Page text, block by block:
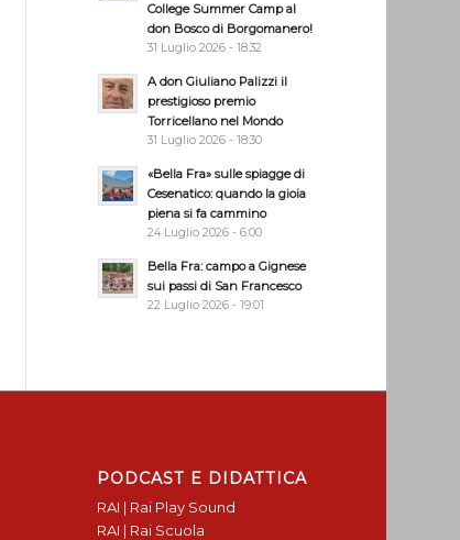
College Summer Camp al
don Bosco di Borgomanero!
31 Luglio 2026 - 18:32
A don Giuliano Palizzi il
prestigioso premio
Torricellano nel Mondo
31 Luglio 2026 - 18:30
«Bella Fra» sulle spiagge di
Cesenatico: quando la gioia
piena si fa cammino
24 Luglio 2026 - 6:00
Bella Fra: campo a Gignese
sui passi di San Francesco
22 Luglio 2026 - 19:01
PODCAST E DIDATTICA
RAI | Rai Play Sound
RAI | Rai Scuola